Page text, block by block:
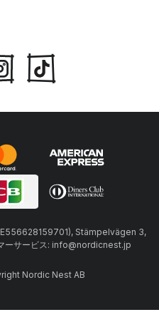
Stämpelvägen 3,
ーサービス: info@nordicnest.jp
Nordic Nest AB